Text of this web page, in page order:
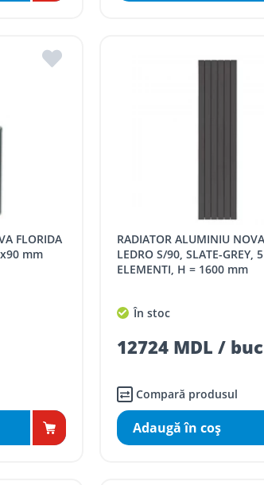
mm
RADIATOR ALUMINIU NOVA FLORIDA
LEDRO S/90, SLATE-GREY, 5
ELEMENTI, H = 1600 mm
În stoc
12724 MDL / buc
Compară produsul
Adaugă în coş